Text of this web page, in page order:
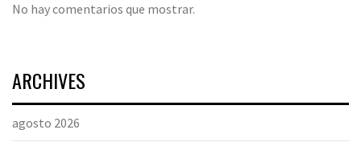
No hay comentarios que mostrar.
ARCHIVES
agosto 2026